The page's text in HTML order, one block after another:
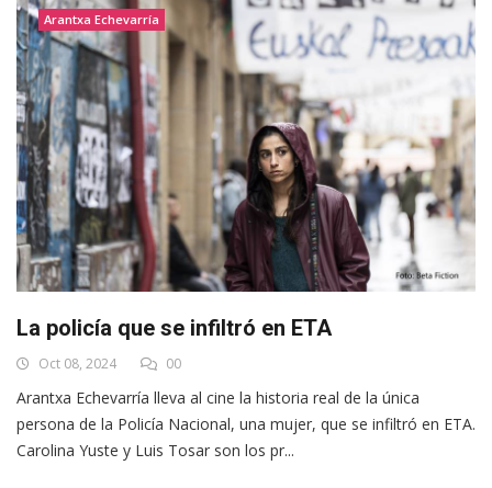
Arantxa Echevarría
La policía que se infiltró en ETA
Oct 08, 2024 00
Arantxa Echevarría lleva al cine la historia real de la única
persona de la Policía Nacional, una mujer, que se infiltró en ETA.
Carolina Yuste y Luis Tosar son los pr...